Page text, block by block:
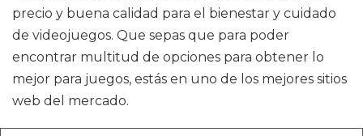
precio y buena calidad para el bienestar y cuidado
de videojuegos. Que sepas que para poder
encontrar multitud de opciones para obtener lo
mejor para juegos, estás en uno de los mejores sitios
web del mercado.